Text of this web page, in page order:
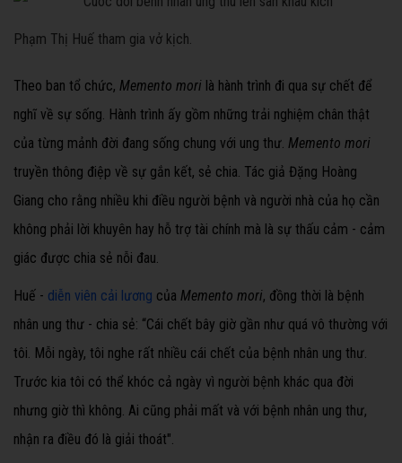
Phạm Thị Huế tham gia vở kịch.
Theo ban tổ chức, Memento mori là hành trình đi qua sự chết để
nghĩ về sự sống. Hành trình ấy gồm những trải nghiệm chân thật
của từng mảnh đời đang sống chung với ung thư. Memento mori
truyền thông điệp về sự gắn kết, sẻ chia. Tác giả Đặng Hoàng
Giang cho rằng nhiều khi điều người bệnh và người nhà của họ cần
không phải lời khuyên hay hỗ trợ tài chính mà là sự thấu cảm - cảm
giác được chia sẻ nỗi đau.
Huế - diễn viên cải lương của Memento mori, đồng thời là bệnh
nhân ung thư - chia sẻ: “Cái chết bây giờ gần như quá vô thường với
tôi. Mỗi ngày, tôi nghe rất nhiều cái chết của bệnh nhân ung thư.
Trước kia tôi có thể khóc cả ngày vì người bệnh khác qua đời
nhưng giờ thì không. Ai cũng phải mất và với bệnh nhân ung thư,
nhận ra điều đó là giải thoát".